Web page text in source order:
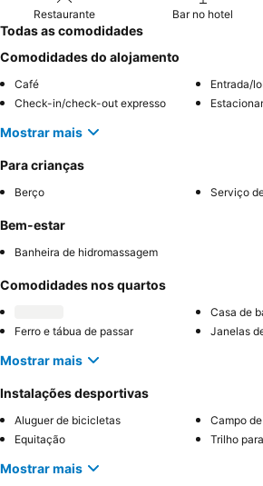
Restaurante Bar no hotel
Todas as comodidades
Comodidades do alojamento
Café
Entrada/
Check-in/check-out expresso
Mostrar mais
Para crianças
Berço Serviço
Bem-estar
Banheira de hidromassagem
Comodidades nos quartos
Casa de
Ferro e tábua de passar
Janelas
Mostrar mais
Instalações desportivas
Aluguer de bicicletas
Campo
Equitação
Trilho
Mostrar mais